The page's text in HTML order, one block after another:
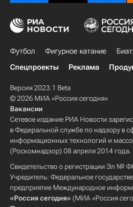
Футбол Фигурное катание
Спецпроекты
Реклама
Версия 2023.1 Beta
© 2026 МИА «Россия сегодня»
Вакансии
Сетевое издание РИА Новости
в Федеральной службе по надзору в
информационных технологий и
(Роскомнадзор) 08 апреля 2014 года.
Свидетельство о регистрации Эл №
Учредитель: Федеральное
предприятие Международное
«Россия сегодня» (МИА «Россия